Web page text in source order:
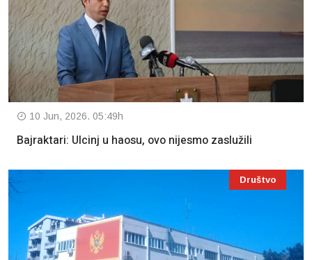
10 Jun, 2026. 05:49h
Bajraktari: Ulcinj u haosu, ovo nijesmo zaslužili
Društvo